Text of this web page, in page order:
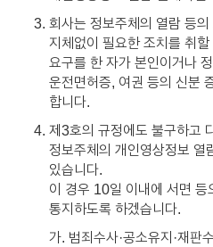
회사는 정보주체의 열람 등
지체없이 필요한 조치를 취
요구를 한 자가 본인이거나
운전면허증, 여권 등의 신분
합니다.
제3호의 규정에도 불구하고
정보주체의 개인영상정보 열
있습니다.
이 경우 10일 이내에 서면 등
통지하도록 하겠습니다.
가. 범죄수사·공소유지·재판